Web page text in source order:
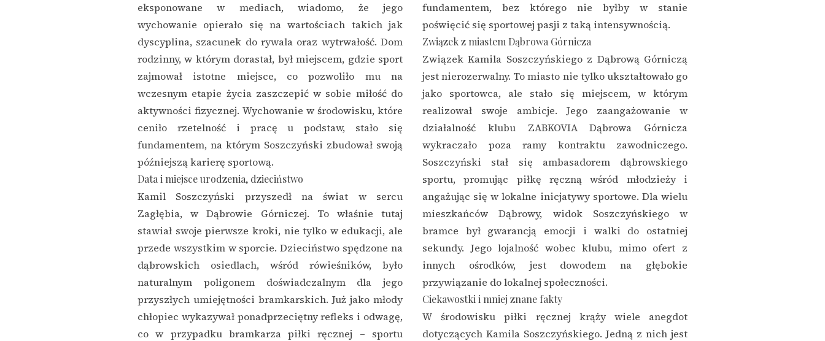
eksponowane w mediach, wiadomo, że jego
wychowanie opierało się na wartościach takich jak
dyscyplina, szacunek do rywala oraz wytrwałość. Dom
rodzinny, w którym dorastał, był miejscem, gdzie sport
zajmował istotne miejsce, co pozwoliło mu na
wczesnym etapie życia zaszczepić w sobie miłość do
aktywności fizycznej. Wychowanie w środowisku, które
ceniło rzetelność i pracę u podstaw, stało się
fundamentem, na którym Soszczyński zbudował swoją
późniejszą karierę sportową.
Data i miejsce urodzenia, dzieciństwo
Kamil Soszczyński przyszedł na świat w sercu
Zagłębia, w Dąbrowie Górniczej. To właśnie tutaj
stawiał swoje pierwsze kroki, nie tylko w edukacji, ale
przede wszystkim w sporcie. Dzieciństwo spędzone na
dąbrowskich osiedlach, wśród rówieśników, było
naturalnym poligonem doświadczalnym dla jego
przyszłych umiejętności bramkarskich. Już jako młody
chłopiec wykazywał ponadprzeciętny refleks i odwagę,
co w przypadku bramkarza piłki ręcznej – sportu
fundamentem, bez którego nie byłby w stanie
poświęcić się sportowej pasji z taką intensywnością.
Związek z miastem Dąbrowa Górnicza
Związek Kamila Soszczyńskiego z Dąbrową Górniczą
jest nierozerwalny. To miasto nie tylko ukształtowało go
jako sportowca, ale stało się miejscem, w którym
realizował swoje ambicje. Jego zaangażowanie w
działalność klubu ZABKOVIA Dąbrowa Górnicza
wykraczało poza ramy kontraktu zawodniczego.
Soszczyński stał się ambasadorem dąbrowskiego
sportu, promując piłkę ręczną wśród młodzieży i
angażując się w lokalne inicjatywy sportowe. Dla wielu
mieszkańców Dąbrowy, widok Soszczyńskiego w
bramce był gwarancją emocji i walki do ostatniej
sekundy. Jego lojalność wobec klubu, mimo ofert z
innych ośrodków, jest dowodem na głębokie
przywiązanie do lokalnej społeczności.
Ciekawostki i mniej znane fakty
W środowisku piłki ręcznej krąży wiele anegdot
dotyczących Kamila Soszczyńskiego. Jedną z nich jest